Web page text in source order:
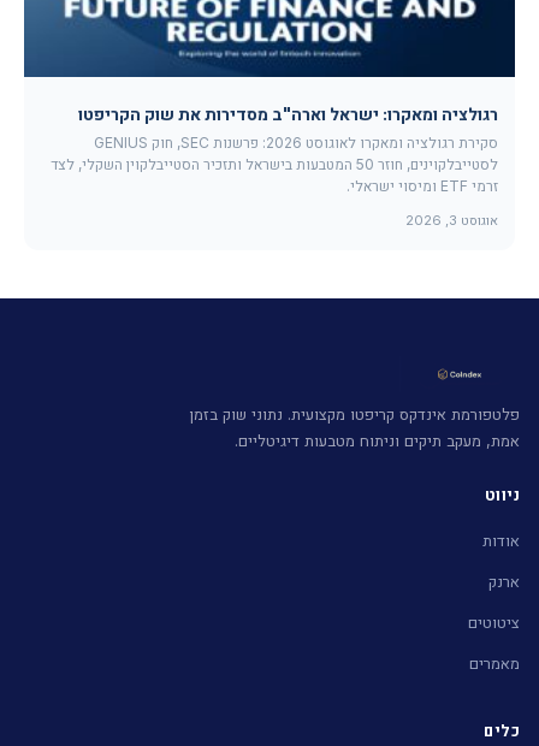
רגולציה ומאקרו: ישראל וארה"ב מסדירות את שוק הקריפטו
סקירת רגולציה ומאקרו לאוגוסט 2026: פרשנות SEC, חוק GENIUS
לסטייבלקוינים, חוזר 50 המטבעות בישראל ותזכיר הסטייבלקוין השקלי, לצד
זרמי ETF ומיסוי ישראלי.
אוגוסט 3, 2026
פלטפורמת אינדקס קריפטו מקצועית. נתוני שוק בזמן
אמת, מעקב תיקים וניתוח מטבעות דיגיטליים.
ניווט
אודות
ארנק
ציטוטים
מאמרים
כלים